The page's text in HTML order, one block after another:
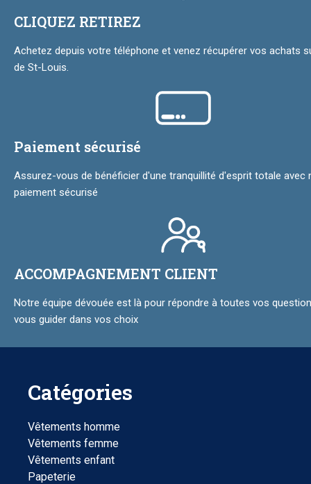
CLIQUEZ RETIREZ
Achetez depuis votre téléphone et venez récupérer vos achats
de St-Louis.
Paiement sécurisé
Assurez-vous de bénéficier d'une tranquillité d'esprit totale avec
paiement sécurisé
ACCOMPAGNEMENT CLIENT
Notre équipe dévouée est là pour répondre à toutes vos
vous guider dans vos choix
Catégories
Vêtements homme
Vêtements femme
Vêtements enfant
Papeterie